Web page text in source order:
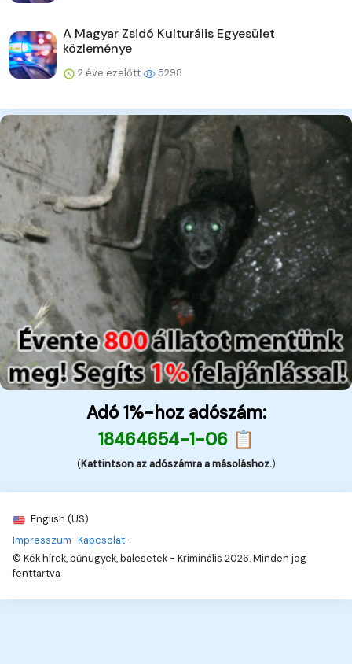
A Magyar Zsidó Kulturális Egyesület
közleménye
2 éve ezelőtt 5298
Adó 1%-hoz adószám:
18464654-1-06 📋
(Kattintson az adószámra a másoláshoz.)
English (US)
Impresszum ·Kapcsolat ·
© Kék hírek, bűnügyek, balesetek - Kriminális 2026. Minden jog
fenttartva